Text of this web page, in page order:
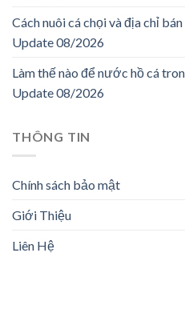
Cách nuôi cá chọi và địa chỉ
Update 08/2026
Làm thế nào để nước hồ cá
Update 08/2026
THÔNG TIN
Chính sách bảo mật
Giới Thiệu
Liên Hệ